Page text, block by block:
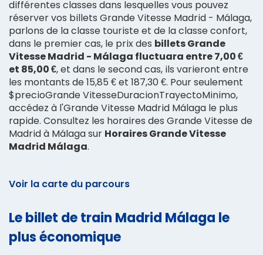
différentes classes dans lesquelles vous pouvez
réserver vos billets Grande Vitesse Madrid - Málaga,
parlons de la classe touriste et de la classe confort,
dans le premier cas, le prix des billets Grande
Vitesse Madrid - Málaga fluctuara entre 7,00 €
et 85,00 €, et dans le second cas, ils varieront entre
les montants de 15,85 € et 187,30 €. Pour seulement
$precioGrande VitesseDuracionTrayectoMinimo,
accédez à l'Grande Vitesse Madrid Málaga le plus
rapide. Consultez les horaires des Grande Vitesse de
Madrid à Málaga sur Horaires Grande Vitesse
Madrid Málaga.
Voir la carte du parcours
Le billet de train Madrid Málaga le
plus économique